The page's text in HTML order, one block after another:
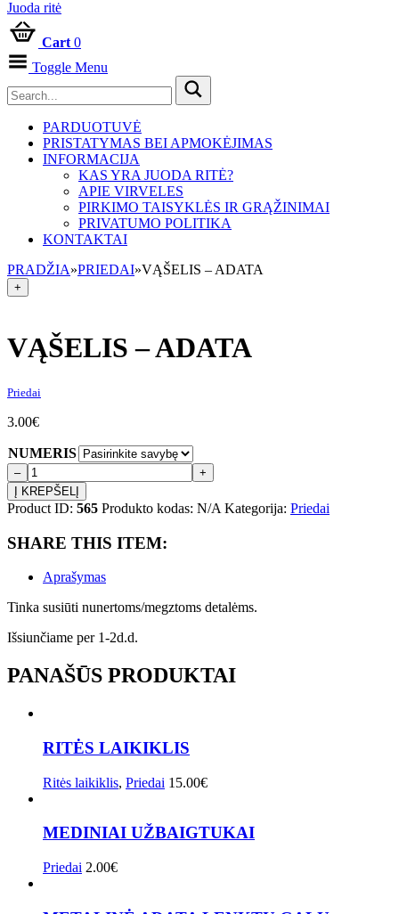
Juoda ritė
Cart 0
Toggle Menu
PARDUOTUVĖ
PRISTATYMAS BEI APMOKĖJIMAS
INFORMACIJA
KAS YRA JUODA RITĖ?
APIE VIRVELES
PIRKIMO TAISYKLĖS IR GRĄŽINIMAI
PRIVATUMO POLITIKA
KONTAKTAI
PRADŽIA»PRIEDAI»VĄŠELIS – ADATA
+
VĄŠELIS – ADATA
Priedai
3.00€
NUMERIS
produkto
kiekis:
Vąšelis
-
adata
Į KREPŠELĮ
Product ID: 565 Produkto kodas: N/A Kategorija: Priedai
SHARE THIS ITEM:
Aprašymas
Tinka susiūti nunertoms/megztoms detalėms.
Išsiunčiame per 1-2d.d.
PANAŠŪS PRODUKTAI
RITĖS LAIKIKLIS
Ritės laikiklis, Priedai 15.00€
MEDINIAI UŽBAIGTUKAI
Priedai 2.00€